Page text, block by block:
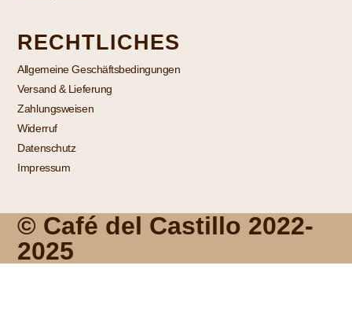
RECHTLICHES
Allgemeine Geschäftsbedingungen
Versand & Lieferung
Zahlungsweisen
Widerruf
Datenschutz
Impressum
© Café del Castillo 2022-
2025